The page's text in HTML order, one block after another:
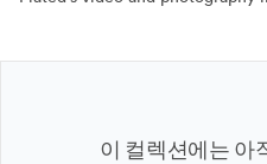
이 컬렉션에는 아